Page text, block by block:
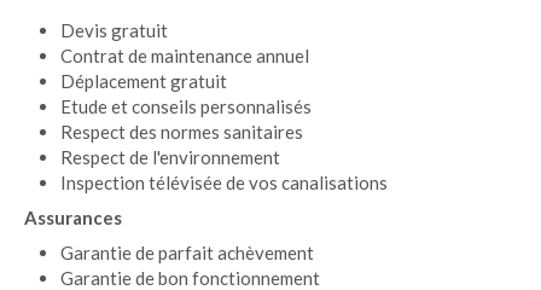
Devis gratuit
Contrat de maintenance annuel
Déplacement gratuit
Etude et conseils personnalisés
Respect des normes sanitaires
Respect de l'environnement
Inspection télévisée de vos canalisations
Assurances
Garantie de parfait achèvement
Garantie de bon fonctionnement